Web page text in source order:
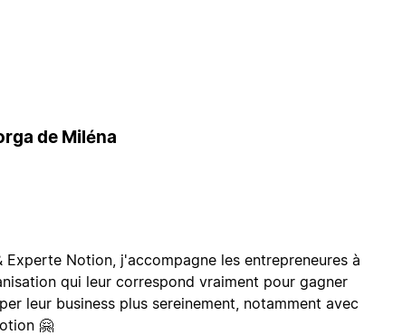
de Miléna
Experte Notion, j'accompagne les entrepreneures à
qui leur correspond vraiment pour gagner
leur business plus sereinement, notamment avec
🤗